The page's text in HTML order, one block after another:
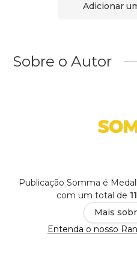
Adicionar
Sobre o Autor
Publicação Somma é
com um total de
Mais
Entenda o nosso